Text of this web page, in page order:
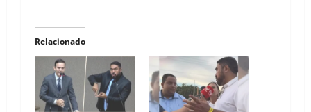
Relacionado